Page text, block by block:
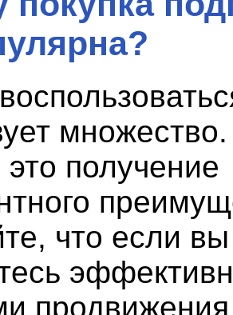
получение
что если